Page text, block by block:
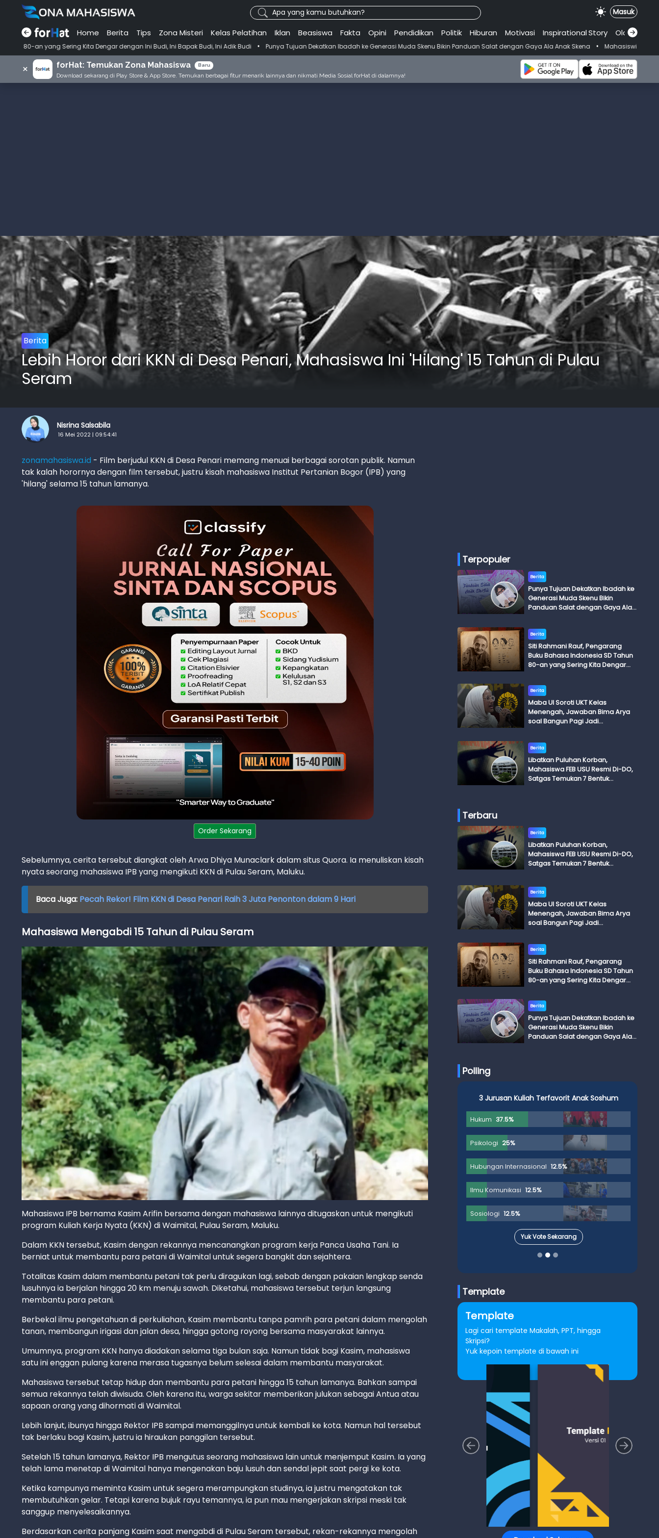
Apa yang kamu butuhkan? Masuk
Home Berita Tips Zona Misteri Kelas Pelatihan Iklan Beasiswa Fakta Opini Pendidikan Politik Hiburan Motivasi Inspirational.Story Olahraga
Sering Kita Dengar dengan Ini Budi, Ini Bapak Budi, Ini Adik Budi • Punya Tujuan Dekatkan Ibadah ke Generasi Muda Skenu Bikin Panduan Salat dengan Gaya Ala Anak Skena • Mahasiswi Prodi FKM-Undana
× forHat: Temukan Zona Mahasiswa Baru
Download sekarang di Play Store & App Store. Temukan berbagai fitur menarik lainnya dan nikmati Media Sosial forHat di dalamnya!
Berita
Lebih Horor dari KKN di Desa Penari, Mahasiswa Ini 'Hilang' 15 Tahun di Pulau
Seram
Nisrina Salsabila
16 Mei 2022 | 09:54:41
zonamahasiswa.id - Film berjudul KKN di Desa Penari memang menuai berbagai sorotan publik. Namun
tak kalah horornya dengan film tersebut, justru kisah mahasiswa Institut Pertanian Bogor (IPB) yang
'hilang' selama 15 tahun lamanya.
Order Sekarang
Sebelumnya, cerita tersebut diangkat oleh Arwa Dhiya Munaclark dalam situs Quora. Ia menuliskan kisah
nyata seorang mahasiswa IPB yang mengikuti KKN di Pulau Seram, Maluku.
Baca Juga: Pecah Rekor! Film KKN di Desa Penari Raih 3 Juta Penonton dalam 9 Hari
Mahasiswa Mengabdi 15 Tahun di Pulau Seram
Mahasiswa IPB bernama Kasim Arifin bersama dengan mahasiswa lainnya ditugaskan untuk mengikuti
program Kuliah Kerja Nyata (KKN) di Waimital, Pulau Seram, Maluku.
Dalam KKN tersebut, Kasim dengan rekannya mencanangkan program kerja Panca Usaha Tani. Ia
berniat untuk membantu para petani di Waimital untuk segera bangkit dan sejahtera.
Totalitas Kasim dalam membantu petani tak perlu diragukan lagi, sebab dengan pakaian lengkap senda
lusuhnya ia berjalan hingga 20 km menuju sawah. Diketahui, mahasiswa tersebut terjun langsung
membantu para petani.
Berbekal ilmu pengetahuan di perkuliahan, Kasim membantu tanpa pamrih para petani dalam mengolah
tanan, membangun irigasi dan jalan desa, hingga gotong royong bersama masyarakat lainnya.
Umumnya, program KKN hanya diadakan selama tiga bulan saja. Namun tidak bagi Kasim, mahasiswa
satu ini enggan pulang karena merasa tugasnya belum selesai dalam membantu masyarakat.
Mahasiswa tersebut tetap hidup dan membantu para petani hingga 15 tahun lamanya. Bahkan sampai
semua rekannya telah diwisuda. Oleh karena itu, warga sekitar memberikan julukan sebagai Antua atau
sapaan orang yang dihormati di Waimital.
Lebih lanjut, ibunya hingga Rektor IPB sampai memanggilnya untuk kembali ke kota. Namun hal tersebut
tak berlaku bagi Kasim, justru ia hiraukan panggilan tersebut.
Setelah 15 tahun lamanya, Rektor IPB mengutus seorang mahasiswa lain untuk menjemput Kasim. Ia yang
telah lama menetap di Waimital hanya mengenakan baju lusuh dan sendal jepit saat pergi ke kota.
Ketika kampunya meminta Kasim untuk segera merampungkan studinya, ia justru mengatakan tak
membutuhkan gelar. Tetapi karena bujuk rayu temannya, ia pun mau mengerjakan skripsi meski tak
sanggup menyelesaikannya.
Berdasarkan cerita panjang Kasim saat mengabdi di Pulau Seram tersebut, rekan-rekannya mengolah
Terpopuler
Berita
Punya Tujuan Dekatkan Ibadah ke
Generasi Muda Skenu Bikin
Panduan Salat dengan Gaya Ala
Berita
Siti Rahmani Rauf, Pengarang
Buku Bahasa Indonesia SD Tahun
80-an yang Sering Kita Dengar
Adik Budi
Berita
Maba UI Soroti UKT Kelas
Menengah, Jawaban Bima Arya
soal Bangun Pagi Jadi
Berita
Libatkan Puluhan Korban,
Mahasiswa FEB USU Resmi Di-DO,
Satgas Temukan 7 Bentuk
Terbaru
Berita
Libatkan Puluhan Korban,
Mahasiswa FEB USU Resmi Di-DO,
Satgas Temukan 7 Bentuk
Berita
Maba UI Soroti UKT Kelas
Menengah, Jawaban Bima Arya
soal Bangun Pagi Jadi
Berita
Siti Rahmani Rauf, Pengarang
Buku Bahasa Indonesia SD Tahun
80-an yang Sering Kita Dengar
Adik Budi
Berita
Punya Tujuan Dekatkan Ibadah ke
Generasi Muda Skenu Bikin
Panduan Salat dengan Gaya Ala
Polling
3 Jurusan Kuliah Terfavorit Anak Soshum
Hukum 37.5%
Psikologi 25%
Hubungan Internasional 12.5%
Ilmu Komunikasi 12.5%
Sosiologi 12.5%
Yuk Vote Sekarang
Template
Template
Lagi cari template Makalah, PPT, hingga
Skripsi?
Yuk kepoin template di bawah ini